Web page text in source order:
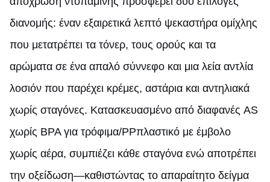
διανομής: έναν εξαιρετικά λεπτό ψεκαστήρα ομίχλης
που μετατρέπει τα τόνερ, τους ορούς και τα
αρώματα σε ένα απαλό σύννεφο και μια λεία αντλία
λοσιόν που παρέχει κρέμες, αστάρια και αντηλιακά
χωρίς σταγόνες. Κατασκευασμένο από διαφανές AS
χωρίς BPA για τρόφιμα/PPπλαστικό με έμβολο
χωρίς αέρα, συμπιέζει κάθε σταγόνα ενώ αποτρέπει
την οξείδωση—καθιστώντας το απαραίτητο δείγμα